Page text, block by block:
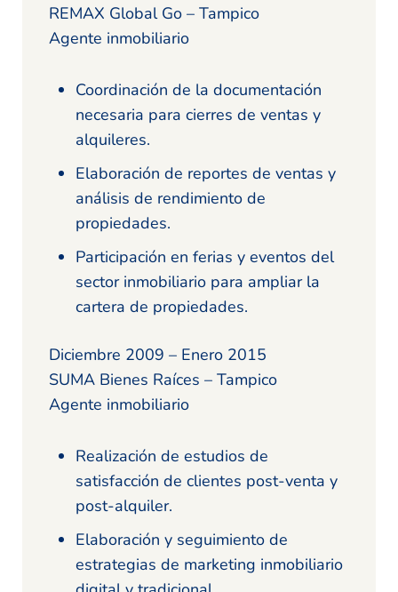
REMAX Global Go – Tampico
Agente inmobiliario
Coordinación de la documentación
necesaria para cierres de ventas y
alquileres.
Elaboración de reportes de ventas y
análisis de rendimiento de
propiedades.
Participación en ferias y eventos del
sector inmobiliario para ampliar la
cartera de propiedades.
Diciembre 2009 – Enero 2015
SUMA Bienes Raíces – Tampico
Agente inmobiliario
Realización de estudios de
satisfacción de clientes post-venta y
post-alquiler.
Elaboración y seguimiento de
estrategias de marketing inmobiliario